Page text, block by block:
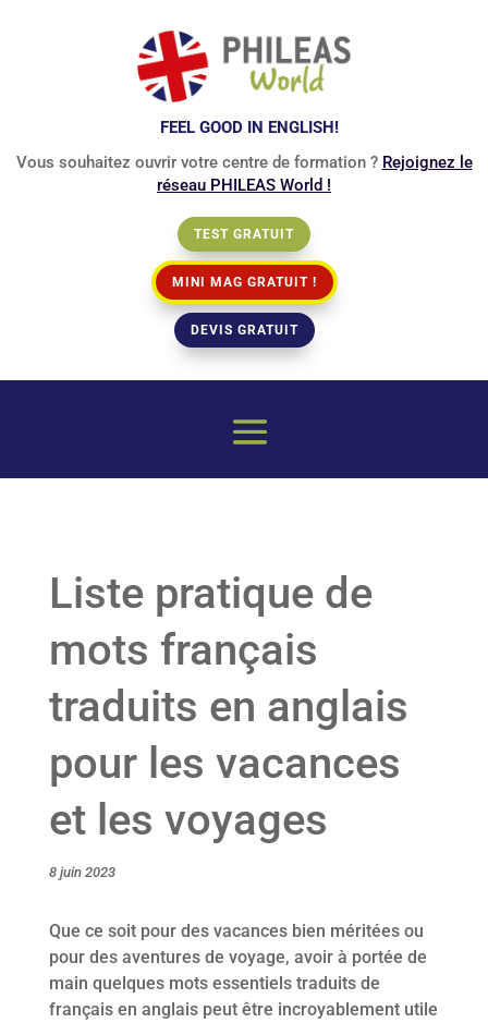
FEEL GOOD IN ENGLISH!
Vous souhaitez ouvrir votre centre de formation ? Rejoignez le
réseau PHILEAS World !
TEST GRATUIT
MINI MAG GRATUIT !
DEVIS GRATUIT
Liste pratique de
mots français
traduits en anglais
pour les vacances
et les voyages
8 juin 2023
Que ce soit pour des vacances bien méritées ou
pour des aventures de voyage, avoir à portée de
main quelques mots essentiels traduits de
français en anglais peut être incroyablement utile